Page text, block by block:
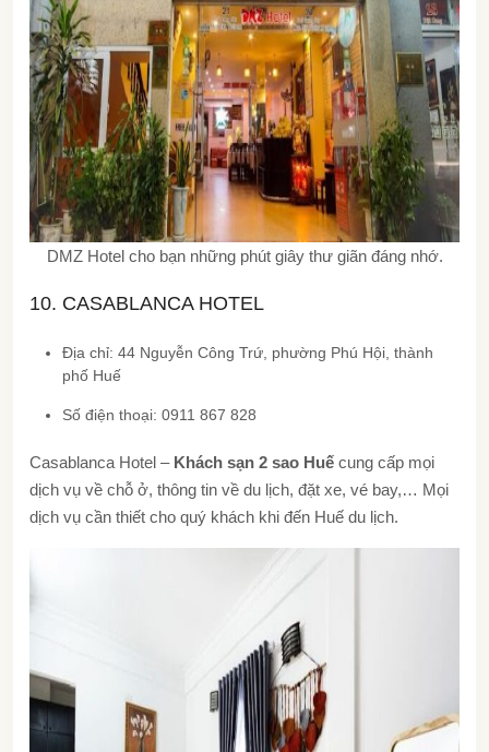
DMZ Hotel cho bạn những phút giây thư giãn đáng nhớ.
10. CASABLANCA HOTEL
Địa chỉ: 44 Nguyễn Công Trứ, phường Phú Hội, thành
phố Huế
Số điện thoại: 0911 867 828
Casablanca Hotel – Khách sạn 2 sao Huế cung cấp mọi
dịch vụ về chỗ ở, thông tin về du lịch, đặt xe, vé bay,… Mọi
dịch vụ cần thiết cho quý khách khi đến Huế du lịch.